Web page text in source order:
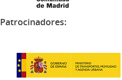
Patrocinadores: